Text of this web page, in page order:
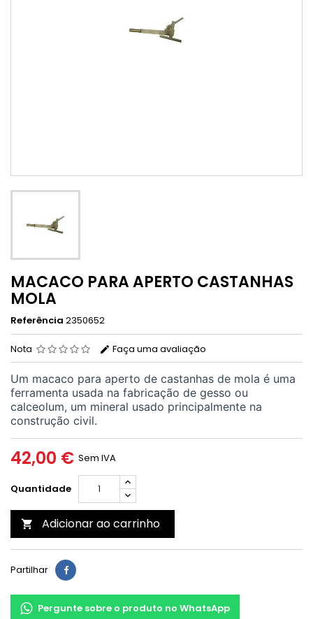
MACACO PARA APERTO CASTANHAS
MOLA
Referência 2350652
Nota Faça uma avaliação
Um macaco para aperto de castanhas de mola é uma
ferramenta usada na fabricação de gesso ou
calceolum, um mineral usado principalmente na
construção civil.
42,00 € Sem IVA
Quantidade
 Adicionar ao carrinho
Partilhar
Pergunte sobre o produto no WhatsApp